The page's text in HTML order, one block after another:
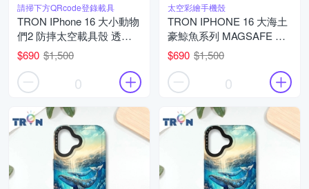
請掃下方QRcode登錄載具
TRON IPhone 16 大小動物
們2 防摔太空載具殼 透黑
軟硬 手機殼
$690 $1,500
0
太空彩繪手機殼
TRON IPHONE 16 大海土
豪鯨魚系列 MAGSAFE 磁
吸 防摔 太空殼 透白 手機
殼
$690 $1,500
0